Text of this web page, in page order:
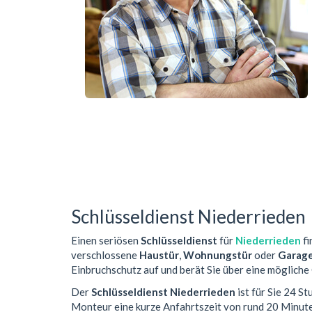
Schlüsseldienst Niederrieden
Einen seriösen Schlüsseldienst für Niederrieden
verschlossene Haustür,Wohnungstüroder
Einbruchschutz auf und berät Sie über eine
DerSchlüsseldienst Niederrieden ist für Sie 24
Monteur eine kurze Anfahrtszeit von rund 20